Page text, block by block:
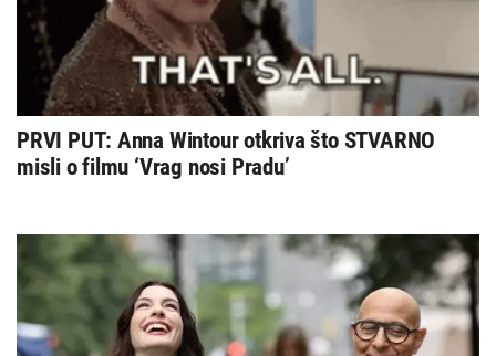
PRVI PUT: Anna Wintour otkriva što STVARNO
misli o filmu ‘Vrag nosi Pradu’